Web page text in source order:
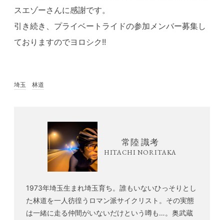
スエゾーさんに感謝です。
引き続き、プライベートライドの参加メンバー募集し
ておりますのでヨロシク!!
埼玉 林道
常陸 識考
HITACHI NORITAKA
1973年埼玉生まれ埼玉育ち。誰もいないひっそりとし
た林道を一人彷徨うロマン派サイクリスト。その実態
は一緒に走る仲間がいないだけという噂も…。奥武蔵